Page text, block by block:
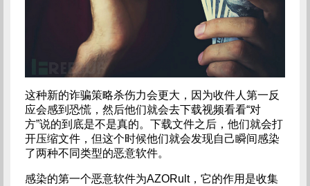
这种新的诈骗策略杀伤力会更大，因为收件人第一反
应会感到恐慌，然后他们就会去下载视频看看“对
方”说的到底是不是真的。下载文件之后，他们就会打
开压缩文件，但这个时候他们就会发现自己瞬间感染
了两种不同类型的恶意软件。
感染的第一个恶意软件为AZORult，它的作用是收集